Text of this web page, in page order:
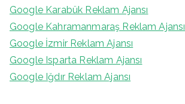
Google Karabük Reklam Ajansı
Google Kahramanmaraş Reklam Ajansı
Google İzmir Reklam Ajansı
Google Isparta Reklam Ajansı
Google Iğdır Reklam Ajansı